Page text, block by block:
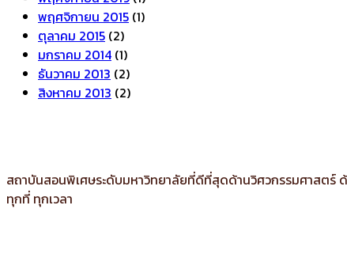
พฤศจิกายน 2015 (1)
ตุลาคม 2015 (2)
มกราคม 2014 (1)
ธันวาคม 2013 (2)
สิงหาคม 2013 (2)
สถาบันสอนพิเศษระดับมหาวิทยาลัยที่ดีที่สุดด้านวิศวกรรมศาสตร์
ทุกที่ ทุกเวลา